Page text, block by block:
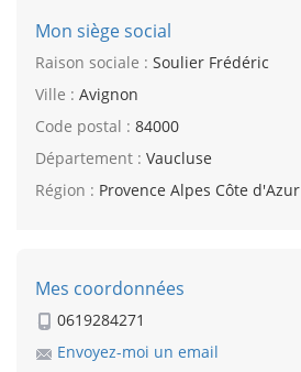
Mon siège social
Raison sociale : Soulier Frédéric
Ville : Avignon
Code postal : 84000
Département : Vaucluse
Région : Provence Alpes Côte d'Azur
Mes coordonnées
0619284271
Envoyez-moi un email